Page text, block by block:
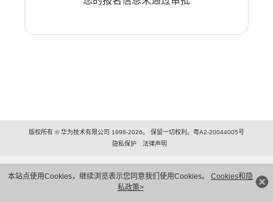
本站点使用Cookies，继续浏览表示您同意我们使用Cookies。 Cookies和隐
私政策>
版权所有 © 华为技术有限公司 1998-2026。 保留一切权利。粤A2-20044005号
隐私保护
法律声明